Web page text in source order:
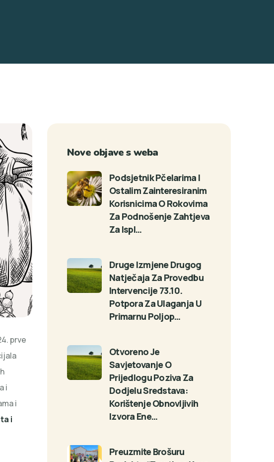
prve
i
i
i
Nove objave s weba
Podsjetnik Pčelarima I
Ostalim Zainteresiranim
Korisnicima O Rokovima
Za Podnošenje Zahtjeva
Za Ispl…
Druge Izmjene Drugog
Natječaja Za Provedbu
Intervencije 73.10.
Potpora Za Ulaganja U
Primarnu Poljop…
Otvoreno Je
Savjetovanje O
Prijedlogu Poziva Za
Dodjelu Sredstava:
Korištenje Obnovljivih
Izvora Ene…
Preuzmite Brošuru